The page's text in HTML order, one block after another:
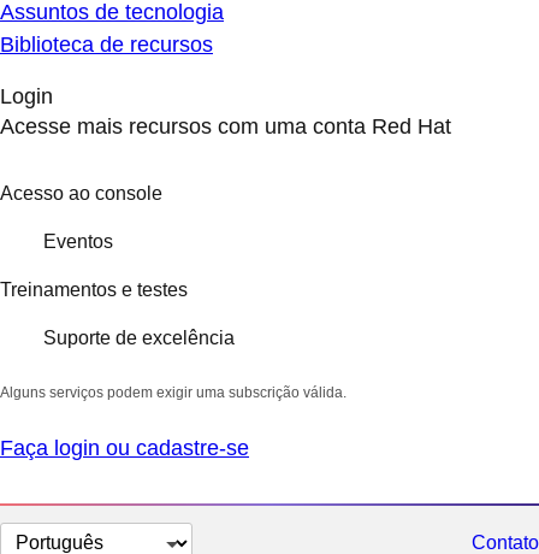
Assuntos de tecnologia
Biblioteca de recursos
Login
Acesse mais recursos com uma conta Red Hat
Acesso ao console
Eventos
Treinamentos e testes
Suporte de excelência
Alguns serviços podem exigir uma subscrição válida.
Faça login ou cadastre-se
Selecionar
Contato